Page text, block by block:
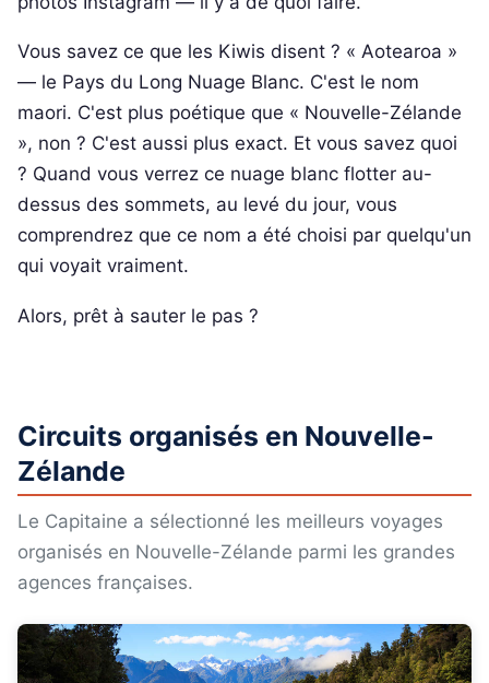
Vous savez ce que les Kiwis disent ? « Aotearoa »
— le Pays du Long Nuage Blanc. C'est le nom
maori. C'est plus poétique que « Nouvelle-Zélande
», non ? C'est aussi plus exact. Et vous savez quoi
? Quand vous verrez ce nuage blanc flotter au-
dessus des sommets, au levé du jour, vous
comprendrez que ce nom a été choisi par quelqu'un
qui voyait vraiment.
Alors, prêt à sauter le pas ?
Circuits organisés en Nouvelle-
Zélande
Le Capitaine a sélectionné les meilleurs voyages
organisés en Nouvelle-Zélande parmi les grandes
agences françaises.